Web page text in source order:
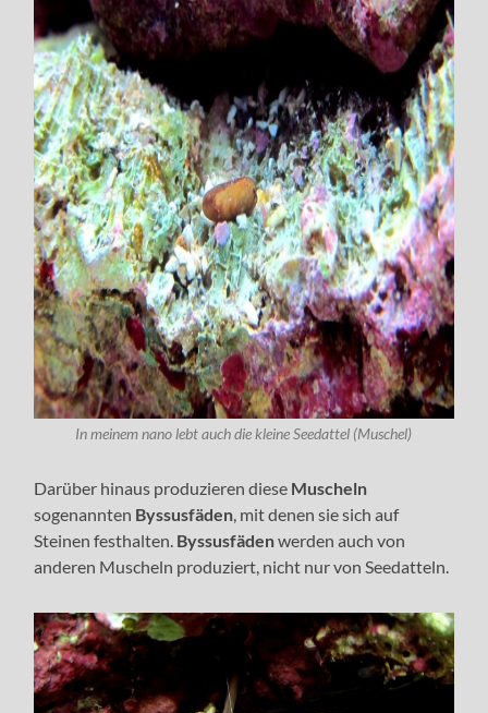
In meinem nano lebt auch die kleine Seedattel (Muschel)
Darüber hinaus produzieren diese Muscheln
sogenannten Byssusfäden, mit denen sie sich auf
Steinen festhalten. Byssusfädenwerden auch von
anderen Muscheln produziert, nicht nur von Seedatteln.